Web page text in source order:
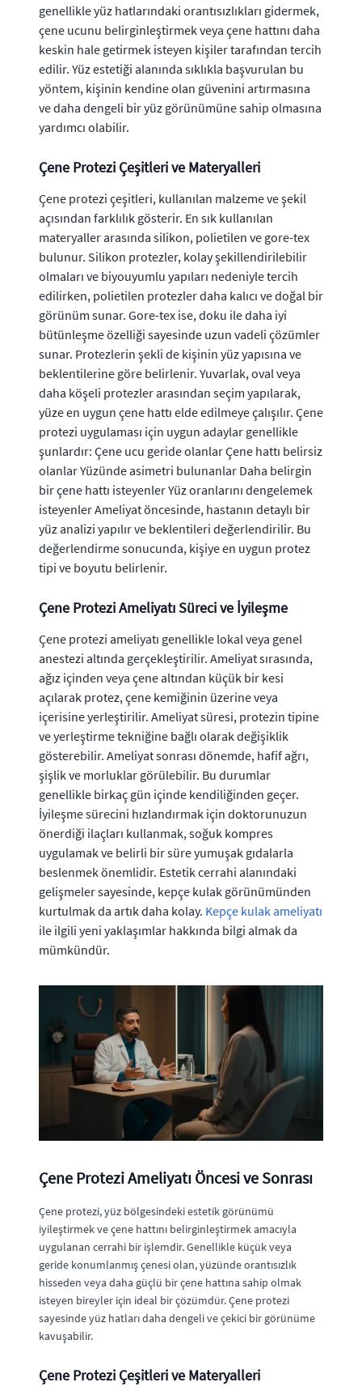
genellikle yüz hatlarındaki orantısızlıkları gidermek,
çene ucunu belirginleştirmek veya çene hattını daha
keskin hale getirmek isteyen kişiler tarafından tercih
edilir. Yüz estetiği alanında sıklıkla başvurulan bu
yöntem, kişinin kendine olan güvenini artırmasına
ve daha dengeli bir yüz görünümüne sahip olmasına
yardımcı olabilir.
Çene Protezi Çeşitleri ve Materyalleri
Çene protezi çeşitleri, kullanılan malzeme ve şekil
açısından farklılık gösterir. En sık kullanılan
materyaller arasında silikon, polietilen ve gore-tex
bulunur. Silikon protezler, kolay şekillendirilebilir
olmaları ve biyouyumlu yapıları nedeniyle tercih
edilirken, polietilen protezler daha kalıcı ve doğal bir
görünüm sunar. Gore-tex ise, doku ile daha iyi
bütünleşme özelliği sayesinde uzun vadeli çözümler
sunar. Protezlerin şekli de kişinin yüz yapısına ve
beklentilerine göre belirlenir. Yuvarlak, oval veya
daha köşeli protezler arasından seçim yapılarak,
yüze en uygun çene hattı elde edilmeye çalışılır. Çene
protezi uygulaması için uygun adaylar genellikle
şunlardır: Çene ucu geride olanlar Çene hattı belirsiz
olanlar Yüzünde asimetri bulunanlar Daha belirgin
bir çene hattı isteyenler Yüz oranlarını dengelemek
isteyenler Ameliyat öncesinde, hastanın detaylı bir
yüz analizi yapılır ve beklentileri değerlendirilir. Bu
değerlendirme sonucunda, kişiye en uygun protez
tipi ve boyutu belirlenir.
Çene Protezi Ameliyatı Süreci ve İyileşme
Çene protezi ameliyatı genellikle lokal veya genel
anestezi altında gerçekleştirilir. Ameliyat sırasında,
ağız içinden veya çene altından küçük bir kesi
açılarak protez, çene kemiğinin üzerine veya
içerisine yerleştirilir. Ameliyat süresi, protezin tipine
ve yerleştirme tekniğine bağlı olarak değişiklik
gösterebilir. Ameliyat sonrası dönemde, hafif ağrı,
şişlik ve morluklar görülebilir. Bu durumlar
genellikle birkaç gün içinde kendiliğinden geçer.
İyileşme sürecini hızlandırmak için doktorunuzun
önerdiği ilaçları kullanmak, soğuk kompres
uygulamak ve belirli bir süre yumuşak gıdalarla
beslenmek önemlidir. Estetik cerrahi alanındaki
gelişmeler sayesinde, kepçe kulak görünümünden
kurtulmak da artık daha kolay. Kepçe kulak ameliyatı
ile ilgili yeni yaklaşımlar hakkında bilgi almak da
mümkündür.
Çene Protezi Ameliyatı Öncesi ve Sonrası
Çene protezi, yüz bölgesindeki estetik görünümü
iyileştirmek ve çene hattını belirginleştirmek amacıyla
uygulanan cerrahi bir işlemdir. Genellikle küçük veya
geride konumlanmış çenesi olan, yüzünde orantısızlık
hisseden veya daha güçlü bir çene hattına sahip olmak
isteyen bireyler için ideal bir çözümdür. Çene protezi
sayesinde yüz hatları daha dengeli ve çekici bir görünüme
kavuşabilir.
Çene Protezi Çeşitleri ve Materyalleri